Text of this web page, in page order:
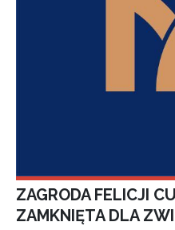
ZAGRODA FELICJI
ZAMKNIĘTA DLA